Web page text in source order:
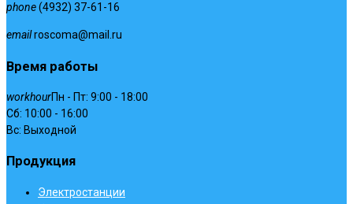
phone(4932) 37-61-16
emailroscoma@mail.ru
Время работы
workhourПн - Пт: 9:00 - 18:00
Сб: 10:00 - 16:00
Вс: Выходной
Продукция
Электростанции